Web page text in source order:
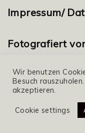
Impressum/
Fotografiert
Mareike
Wir benutzen
Besuch
akzeptieren.
Cookie settings